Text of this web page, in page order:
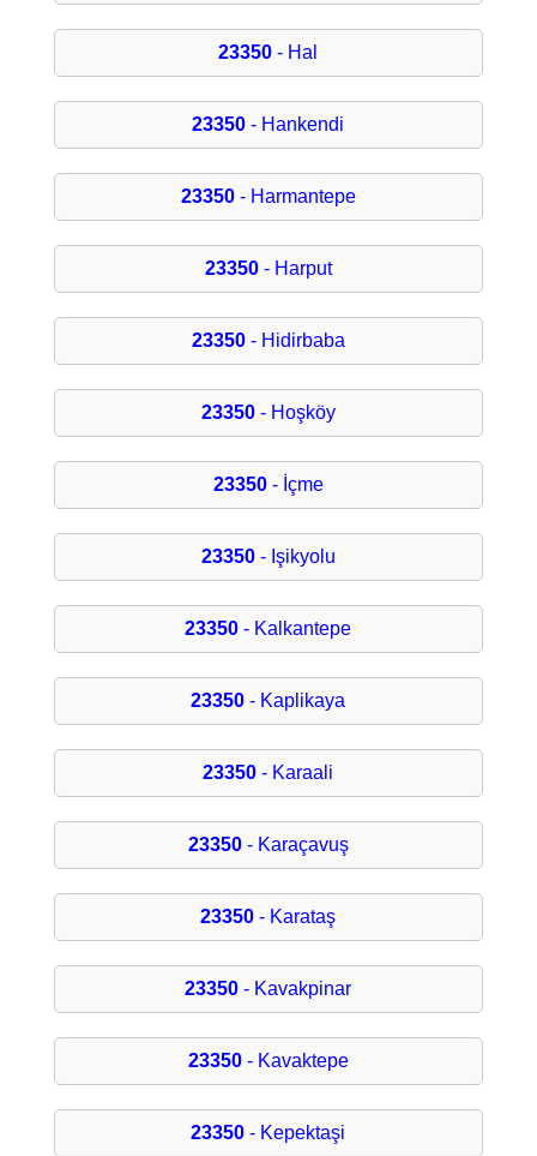
23350 - Hal
23350 - Hankendi
23350- Harmantepe
23350- Harput
23350- Hidirbaba
23350- Hoşköy
23350- İçme
23350- Işikyolu
23350 - Kalkantepe
23350 - Kaplikaya
23350 - Karaali
23350- Karaçavuş
23350 - Karataş
23350 - Kavakpinar
23350- Kavaktepe
23350 - Kepektaşi